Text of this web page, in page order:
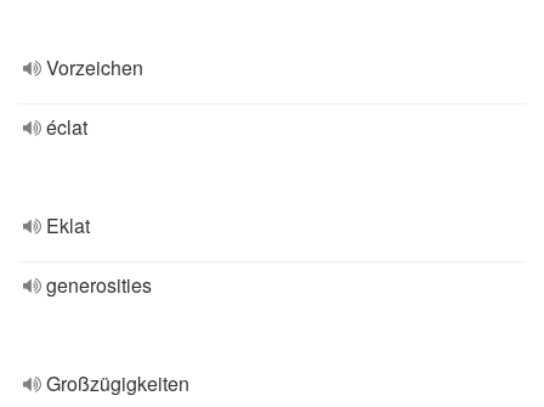
Vorzeichen
éclat
Eklat
generosities
Großzügigkeiten